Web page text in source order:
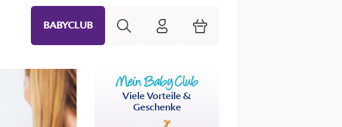
BABYCLUB HiPP Mein Babyclub
Warenkorb
Viele Vorteile &
Geschenke